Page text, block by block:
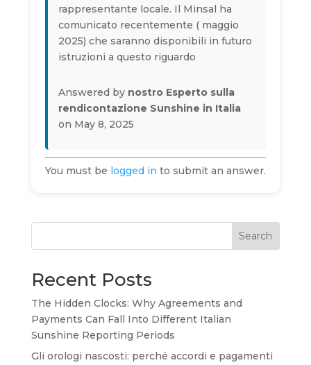
rappresentante locale. Il Minsal ha
comunicato recentemente ( maggio
2025) che saranno disponibili in futuro
istruzioni a questo riguardo
Answered by nostro Esperto sulla
rendicontazione Sunshine in Italia
on May 8, 2025
You must be logged in to submit an answer.
Search
Recent Posts
The Hidden Clocks: Why Agreements and
Payments Can Fall Into Different Italian
Sunshine Reporting Periods
Gli orologi nascosti: perché accordi e pagamenti